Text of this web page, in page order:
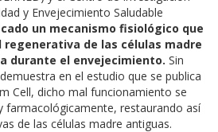
y Envejecimiento Saludable
un mecanismo fisiológico que
de las células madre
durante el envejecimiento. Sin
en el estudio que se publica
Cell, dicho mal funcionamiento se
farmacológicamente, restaurando así
de las células madre antiguas.